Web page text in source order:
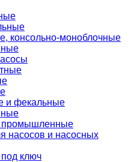
консольно-моноблочные
и фекальные
промышленные
насосов и насосных
ключ